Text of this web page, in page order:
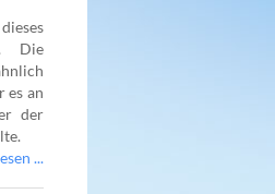
Die
es an
der
...